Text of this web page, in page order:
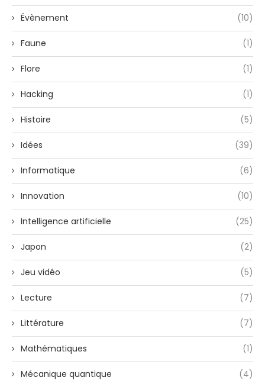
Évènement (10)
Faune (1)
Flore (1)
Hacking (1)
Histoire (5)
Idées (39)
Informatique (6)
Innovation (10)
Intelligence artificielle (25)
Japon (2)
Jeu vidéo (5)
Lecture (7)
Littérature (7)
Mathématiques (1)
Mécanique quantique (4)